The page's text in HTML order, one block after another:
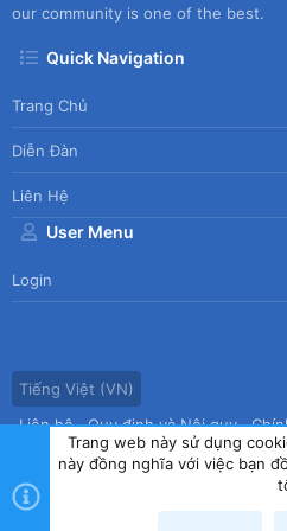
our community is one of the best.
Quick Navigation
Trang Chủ
Diễn Đàn
Liên Hệ
User Menu
Login
Tiếng Việt (VN)
Liên hệ
Quy định và Nội quy
Trang chủ
R
Trang web này sử dụng
này đồng nghĩa với việc bạn